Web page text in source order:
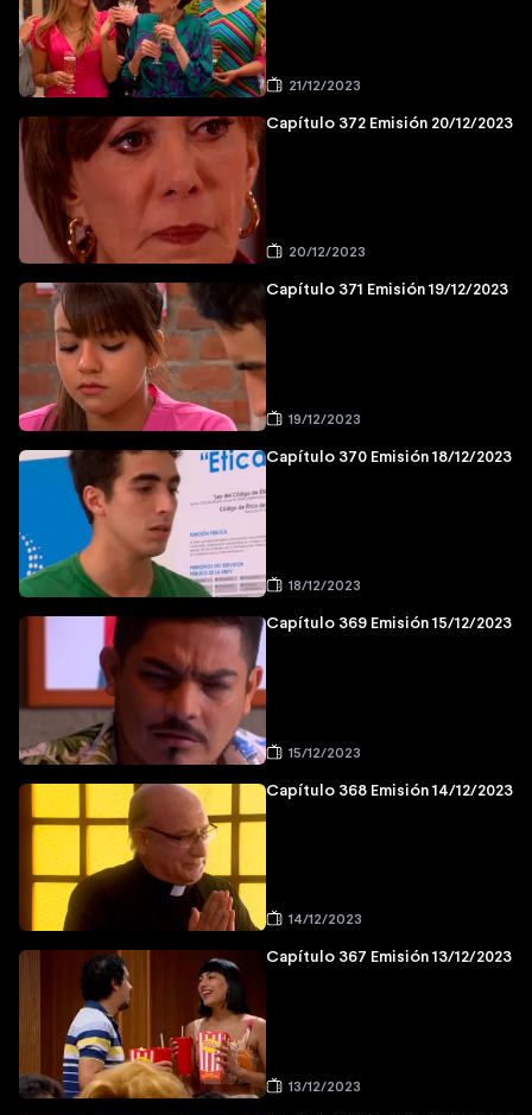
21/12/2023
Capítulo 372 Emisión 20/12/2023
20/12/2023
Capítulo 371 Emisión 19/12/2023
19/12/2023
Capítulo 370 Emisión 18/12/2023
18/12/2023
Capítulo 369 Emisión 15/12/2023
15/12/2023
Capítulo 368 Emisión 14/12/2023
14/12/2023
Capítulo 367 Emisión 13/12/2023
13/12/2023